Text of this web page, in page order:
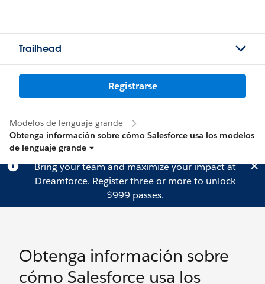
Trailhead
Registrarse
Modelos de lenguaje grande
Obtenga información sobre cómo Salesforce usa los modelos
de lenguaje grande
Bring your team and maximize your impact at
Dreamforce. Registerthree or more to unlock
$999 passes.
Obtenga información sobre
cómo Salesforce usa los